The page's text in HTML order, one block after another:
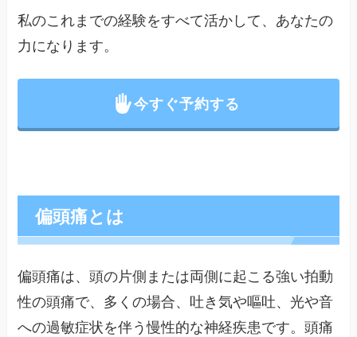
私のこれまでの経験をすべて活かして、あなたの
力になります。
今すぐ予約する
偏頭痛とは
偏頭痛は、頭の片側または両側に起こる強い拍動
性の頭痛で、多くの場合、吐き気や嘔吐、光や音
への過敏症状を伴う慢性的な神経疾患です。頭痛